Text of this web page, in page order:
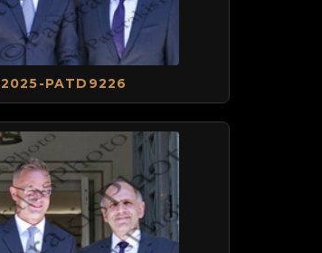
2025-PATD9226